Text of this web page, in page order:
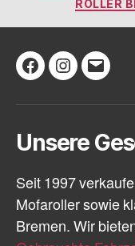
ROLLER
Facebook
Instagram
E-
Unsere
Seit 1997
Mofaroller sowie
Bremen. Wir